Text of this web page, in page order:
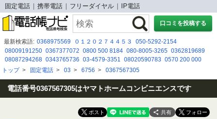
固定電話 携帯電話 フリーダイヤル IP電話
口コミを投稿する
最新検索語: 0368975569 ０１２０２７４４５３
050-5292-2154
08009191250 0367377072 0800 500 8184 080-8005-3265 0362819689
08087294268 0343765736 03-4579-3351 08020590783 0570 200 000
08020591050
07052792947 090 7453 1539 0120792197
05052920497 08012588637 05052922154 08030544817 035-643-8773
080 2930 8509 080-3533-1235
トップ> 固定電話 > 03 > 6756 > 0367567305
電話番号0367567305はヤマトホームコンビニエンスです
共有